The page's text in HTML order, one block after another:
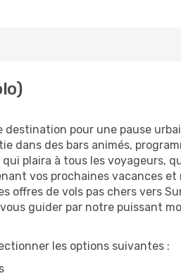
pour une pause
dans des bars animés,
plaira à tous les voyageurs,
vos prochaines vacances
offres de vols pas chers vers
guider par notre puissant
les options suivantes :